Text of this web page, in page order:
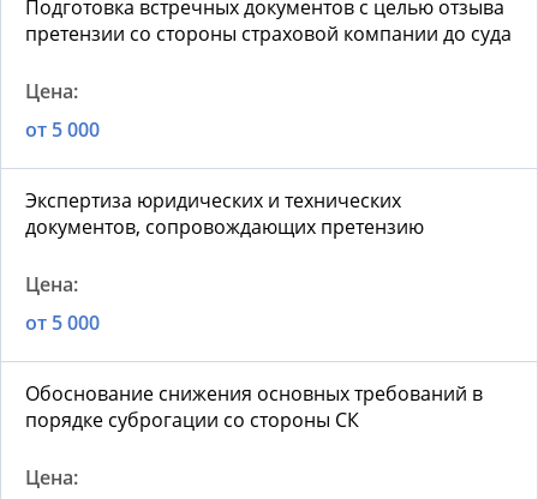
Подготовка встречных документов с целью отзыва
претензии со стороны страховой компании до суда
от 5 000
Экспертиза юридических и технических
документов, сопровождающих претензию
от 5 000
Обоснование снижения основных требований в
порядке суброгации со стороны СК